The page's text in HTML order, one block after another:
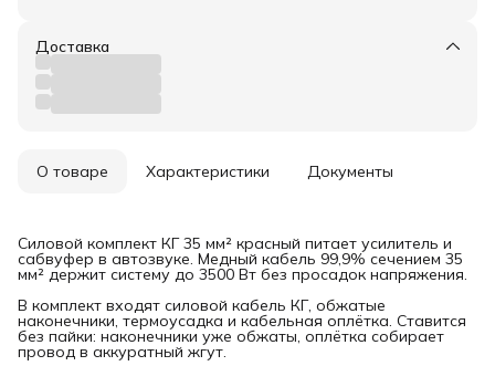
Доставка
О товаре Характеристики Документы
Силовой комплект КГ 35 мм² красный питает усилитель и
сабвуфер в автозвуке. Медный кабель 99,9% сечением 35
мм² держит систему до 3500 Вт без просадок напряжения.
В комплект входят силовой кабель КГ, обжатые
наконечники, термоусадка и кабельная оплётка. Ставится
без пайки: наконечники уже обжаты, оплётка собирает
провод в аккуратный жгут.